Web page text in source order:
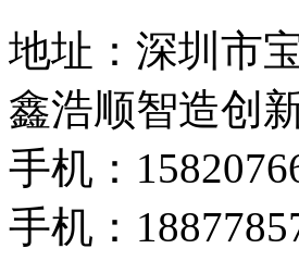
地址：深圳市
鑫浩顺智造创
手机：
手机：